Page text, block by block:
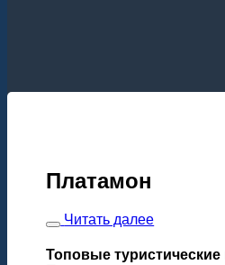
Платамон
Читать далее
Топовые